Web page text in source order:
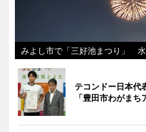
みよし市で「三好池まつり」
テコンドー日本代
「豊田市わがま